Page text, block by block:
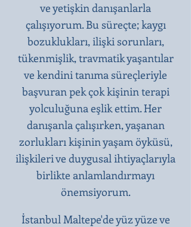
ve yetişkin danışanlarla
çalışıyorum. Bu süreçte; kaygı
bozuklukları, ilişki sorunları,
tükenmişlik, travmatik yaşantılar
ve kendini tanıma süreçleriyle
başvuran pek çok kişinin terapi
yolculuğuna eşlik ettim. Her
danışanla çalışırken, yaşanan
zorlukları kişinin yaşam öyküsü,
ilişkileri ve duygusal ihtiyaçlarıyla
birlikte anlamlandırmayı
önemsiyorum.
İstanbul Maltepe'de yüz yüze ve